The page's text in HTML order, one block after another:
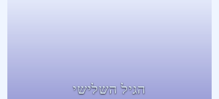
הגיל השלישי